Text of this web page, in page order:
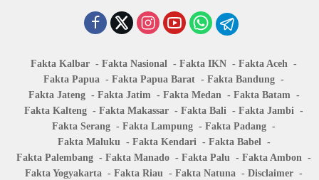
Fakta Kalbar Fakta Nasional Fakta IKN
Fakta Aceh
Fakta Papua
Fakta Papua Barat
Fakta Bandung
Fakta Jateng
Fakta Jatim Fakta Medan
Fakta Batam
Fakta Kalteng
Fakta Makassar Fakta Bali
Fakta Jambi
Fakta Serang
Fakta Lampung
Fakta Padang
Fakta Maluku
Fakta Kendari
Fakta Babel
Fakta Palembang
Fakta Manado Fakta Palu
Fakta Ambon
Fakta Yogyakarta
Fakta Riau Fakta Natuna Disclaimer